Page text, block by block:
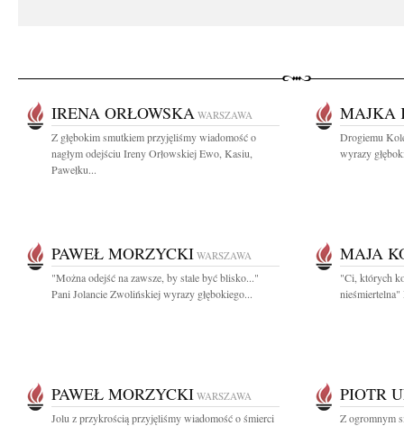
IRENA ORŁOWSKA WARSZAWA
Z głębokim smutkiem przyjęliśmy wiadomość o
nagłym odejściu Ireny Orłowskiej Ewo, Kasiu,
Pawełku...
MAJKA
Drogiemu
wyrazy
PAWEŁ MORZYCKI WARSZAWA
"Można odejść na zawsze, by stale być blisko..."
Pani Jolancie Zwolińskiej wyrazy głębokiego...
MAJA
"Ci, których
nieśmiertelna"
PAWEŁ MORZYCKI WARSZAWA
Jolu z przykrością przyjęliśmy wiadomość o śmierci
PIOTR
Z ogromnym